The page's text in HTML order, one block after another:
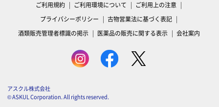
ご利用規約 ご利用環境について
ご利用上の注意
プライバシーポリシー
古物営業法に基づく表記
酒類販売管理者標識の掲示
医薬品の販売に関する表示 会社案内
アスクル株式会社
© ASKUL Corporation. All rights reserved.